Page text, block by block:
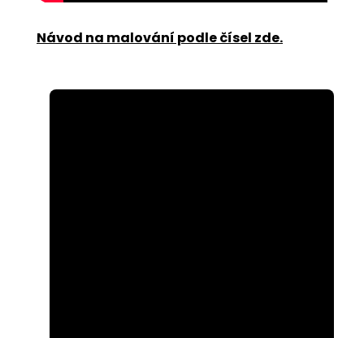
Návod na malování podle čísel zde.